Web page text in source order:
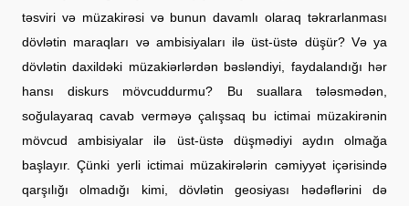
təsviri və müzakirəsi və bunun davamlı olaraq təkrarlanması
dövlətin maraqları və ambisiyaları ilə üst-üstə düşür? Və ya
dövlətin daxildəki müzakiərlərdən bəsləndiyi, faydalandığı hər
hansı diskurs mövcuddurmu? Bu suallara tələsmədən,
soğulayaraq cavab verməyə çalışsaq bu ictimai müzakirənin
mövcud ambisiyalar ilə üst-üstə düşmədiyi aydın olmağa
başlayır. Çünki yerli ictimai müzakirələrin cəmiyyət içərisində
qarşılığı olmadığı kimi, dövlətin geosiyası hədəflərini də